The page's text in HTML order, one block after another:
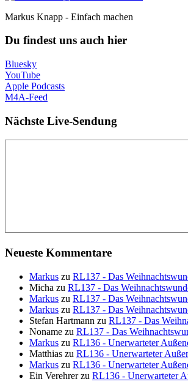
Markus Knapp - Einfach machen
Du findest uns auch hier
Bluesky
YouTube
Apple Podcasts
M4A-Feed
Nächste Live-Sendung
Neueste Kommentare
Markus zu RL137 - Das
Micha zu RL137 - Das
Markus zu RL137 - Das
Markus zu RL137 - Das
Stefan Hartmann zu RL137 - Das
Noname zu RL137 - Das
Markus zu RL136 - Unerwarteter
Matthias zu RL136 - Unerwarteter
Markus zu RL136 - Unerwarteter
Ein Verehrerzu RL136 - Unerwarteter